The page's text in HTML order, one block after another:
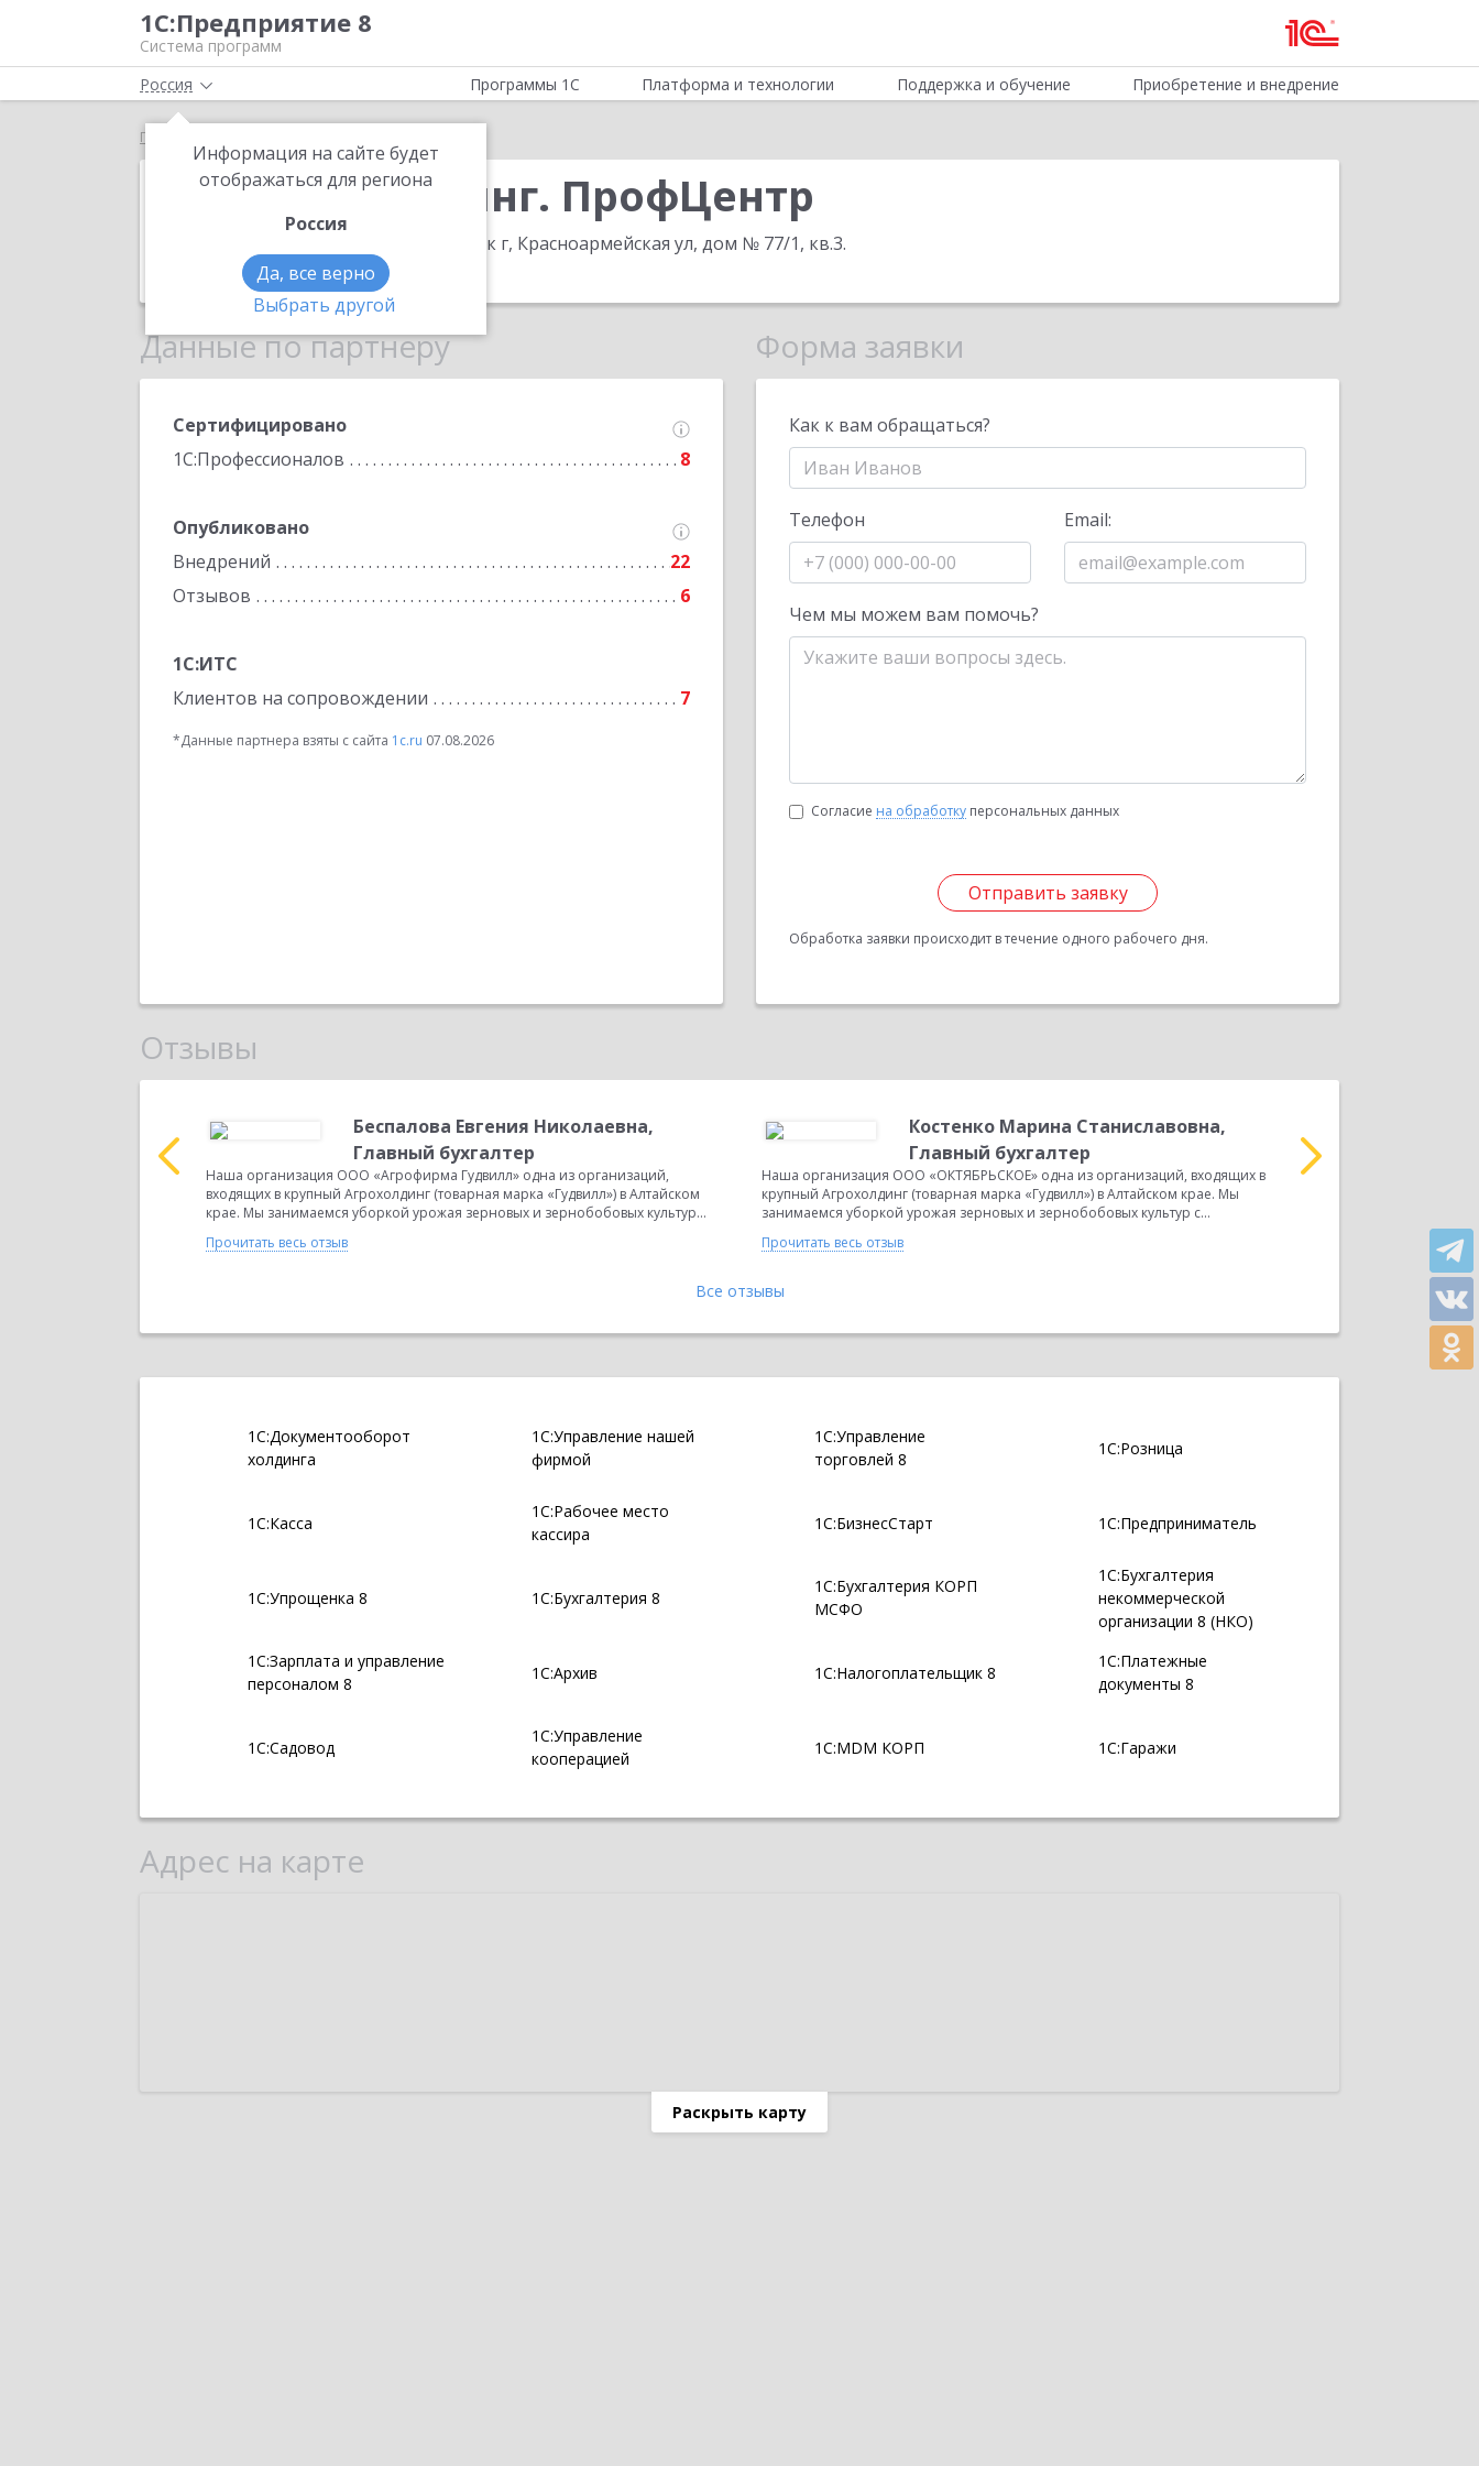
1С:Предприятие 8
Система программ
Россия
Информация на сайте будет
отображаться для региона
Россия
Да, все верно
Выбрать другой
Программы 1С Платформа и технологии Поддержка и обучение Приобретение и внедрение
Главная
1С:Франчайзинг. ПрофЦентр
659306, Алтайский край, Бийск г, Красноармейская ул, дом № 77/1, кв.3.
Телефон: +7 (3854) 33-5429
Данные по партнеру
Сертифицировано
1С:Профессионалов
8
Опубликовано
Внедрений
22
Отзывов
6
1С:ИТС
Клиентов на сопровождении
7
*Данные партнера взяты с сайта 1c.ru 07.08.2026
Форма заявки
Как к вам обращаться?
Телефон Email:
Чем мы можем вам помочь?
Согласие на обработку персональных данных
Отправить заявку
Обработка заявки происходит в течение одного рабочего дня.
Отзывы
Беспалова Евгения Николаевна,
Главный бухгалтер
Наша организация ООО «Агрофирма Гудвилл» одна из организаций,
входящих в крупный Агрохолдинг (товарная марка «Гудвилл») в Алтайском
крае. Мы занимаемся уборкой урожая зерновых и зернобобовых культур...
Прочитать весь отзыв
Костенко Марина Станиславовна,
Главный бухгалтер
Наша организация ООО «ОКТЯБРЬСКОЕ» одна из организаций, входящих в
крупный Агрохолдинг (товарная марка «Гудвилл») в Алтайском крае. Мы
занимаемся уборкой урожая зерновых и зернобобовых культур с...
Прочитать весь отзыв
Прочитать весь отзыв
Все отзывы
1С:Документооборот
холдинга
1С:Управление нашей
фирмой
1С:Управление
торговлей 8
1С:Розница
1С:Касса
1С:Рабочее место
кассира
1С:БизнесСтарт 1С:Предприниматель
1С:Упрощенка 8 1С:Бухгалтерия 8
1С:Бухгалтерия КОРП
МСФО
1С:Бухгалтерия
некоммерческой
организации 8 (НКО)
1С:Зарплата и управление
персоналом 8
1С:Архив 1С:Налогоплательщик 8
1С:Платежные
документы 8
1С:Садовод
1С:Управление
кооперацией
1С:MDM КОРП 1С:Гаражи
Адрес на карте
Раскрыть карту